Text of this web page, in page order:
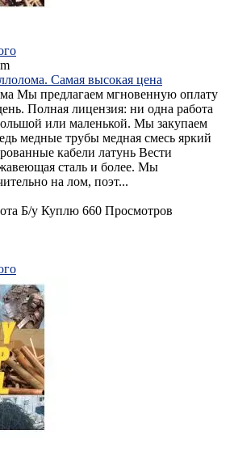
Самая высокая цена
Мы предлагаем мгновенную оплату
Полная лицензия: ни одна работа
или маленькой. Мы закупаем
медные трубы медная смесь яркий
кабели латунь Вести
сталь и более. Мы
на лом, поэт...
Б/у Куплю 660 Просмотров